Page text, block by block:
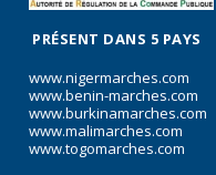
PRÉSENT DANS 5 PAYS
www.nigermarches.com
www.benin-marches.com
www.burkinamarches.com
www.malimarches.com
www.togomarches.com